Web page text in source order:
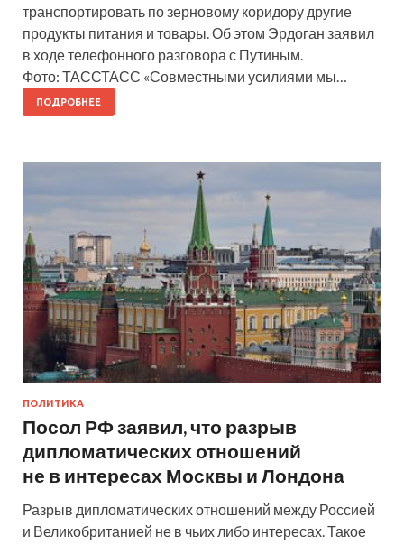
транспортировать по зерновому коридору другие
продукты питания и товары. Об этом Эрдоган заявил
в ходе телефонного разговора с Путиным.
Фото: ТАССТАСС «Совместными усилиями мы…
ПОДРОБНЕЕ
ПОЛИТИКА
Посол РФ заявил, что разрыв
дипломатических отношений
не в интересах Москвы и Лондона
Разрыв дипломатических отношений между Россией
и Великобританией не в чьих либо интересах. Такое